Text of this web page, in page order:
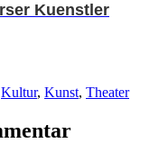
Kuenstler
Kultur, Kunst, Theater